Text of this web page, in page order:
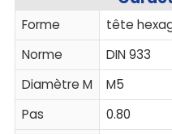
Forme
tête
Norme
DIN 933
Diamètre M
M5
Pas
0.80